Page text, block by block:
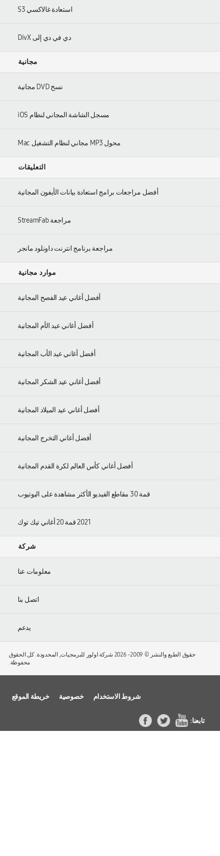
استعادة غالاكسي S3
دي في دي إلى DivX
مسجل الشاشة المجاني لنظام iOS
التعليقات
أفضل مراجعات برامج استعادة بيانات الأيفون المجانية
مراجعة StreamFab
مراجعة برنامج انترنت داونلود مانجر
موارد مجانية
أفضل أغاني عيد الفصح المجانية
أفضل أغاني عيد الأم المجانية
أفضل أغاني عيد الأب المجانية
أفضل أغاني عيد الشكر المجانية
أفضل أغاني عيد الميلاد المجانية
أفضل أغاني التخرج المجانية
أفضل أغاني كأس العالم لكرة القدم المجانية
معلومات عنا
اتصل بنا
حقوق الطبع والنشر © 2009-
2026 شركة اولور للبرمجيات, المحدودة. كل الحقوق
محفوظة.
شروط الاستخدام خصوصية خريطة الموقع